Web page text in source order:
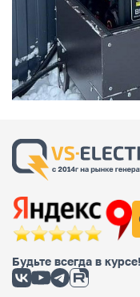
Будьте всегда в курсе!